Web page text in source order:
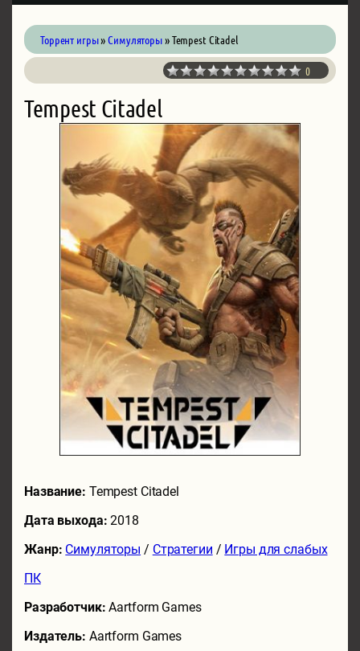
Торрент игры»Симуляторы» Tempest Citadel
0
Tempest Citadel
Название: Tempest Citadel
Дата выхода:2018
Жанр: Симуляторы / Стратегии / Игры для слабых
ПК
Разработчик:Aartform Games
Издатель: Aartform Games